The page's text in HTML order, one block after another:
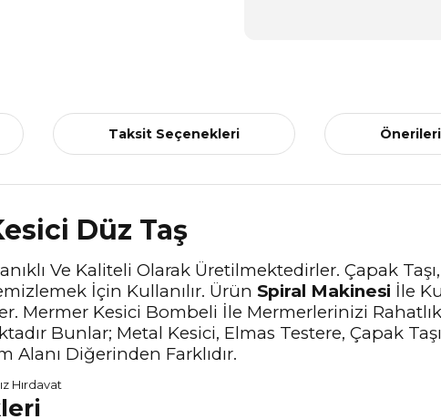
Taksit Seçenekleri
Düz Taş
Ve Kaliteli Olarak Üretilmektedirler. Çapak
İçin Kullanılır. Ürün Spiral Makinesi İle
Mermer Kesici Bombeli İle Mermerlerinizi
Bunlar; Metal Kesici, Elmas Testere, Çapak
Alanı Diğerinden Farklıdır.